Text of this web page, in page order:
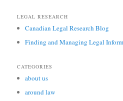
LEGAL RESEARCH
Canadian Legal Research Blog
Finding and Managing Legal
CATEGORIES
about us
around law